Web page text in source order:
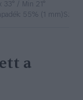
33° / Min 21°
55% (1 mm)Szél:
a